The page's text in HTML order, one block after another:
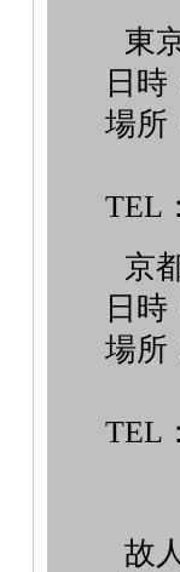
東
日時
場所
東
TEL
京
日時
場所
京
TEL
故